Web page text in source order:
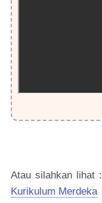
Atau silahkan lihat :
Kurikulum Merdeka